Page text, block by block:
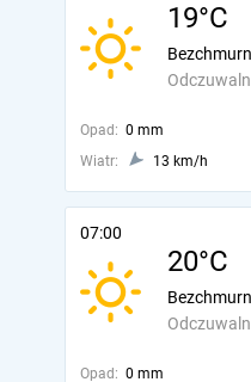
19°C
Opad: 0 mm
Wiatr:
13 km/h
07:00
20°C
Opad: 0 mm